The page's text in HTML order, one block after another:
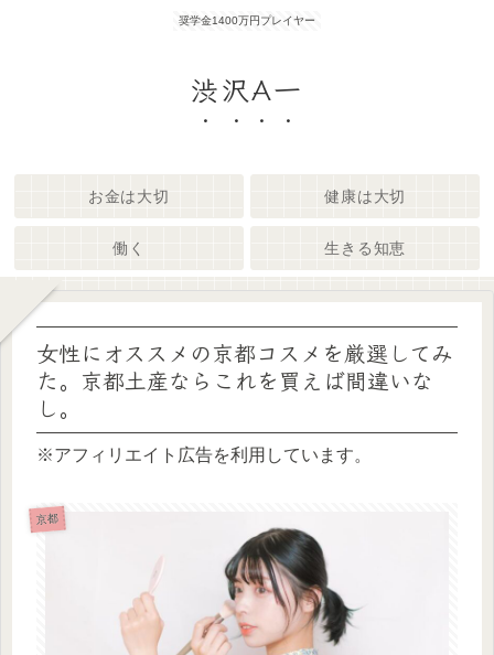
奨学金1400万円プレイヤー
渋沢A一
お金は大切 健康は大切
働く 生きる知恵
女性にオススメの京都コスメを厳選してみ
た。京都土産ならこれを買えば間違いな
し。
※アフィリエイト広告を利用しています。
京都